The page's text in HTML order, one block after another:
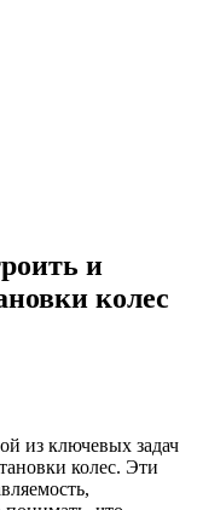
и
колес
из ключевых задач
колес. Эти